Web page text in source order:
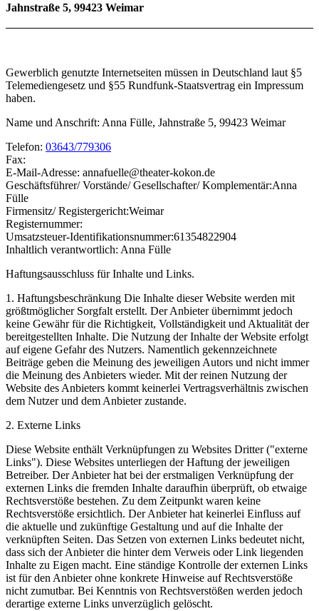
Jahnstraße 5, 99423 Weimar
Gewerblich genutzte Internetseiten müssen in Deutschland laut §5
Telemediengesetz und §55 Rundfunk-Staatsvertrag ein Impressum
haben.
Name und Anschrift: Anna Fülle, Jahnstraße 5, 99423 Weimar
Telefon: 03643/779306
Fax:
E-Mail-Adresse: annafuelle@theater-kokon.de
Geschäftsführer/ Vorstände/ Gesellschafter/ Komplementär:Anna
Fülle
Firmensitz/ Registergericht:Weimar
Registernummer:
Umsatzsteuer-Identifikationsnummer:61354822904
Inhaltlich verantwortlich: Anna Fülle
Haftungsausschluss für Inhalte und Links.
1. Haftungsbeschränkung Die Inhalte dieser Website werden mit
größtmöglicher Sorgfalt erstellt. Der Anbieter übernimmt jedoch
keine Gewähr für die Richtigkeit, Vollständigkeit und Aktualität der
bereitgestellten Inhalte. Die Nutzung der Inhalte der Website erfolgt
auf eigene Gefahr des Nutzers. Namentlich gekennzeichnete
Beiträge geben die Meinung des jeweiligen Autors und nicht immer
die Meinung des Anbieters wieder. Mit der reinen Nutzung der
Website des Anbieters kommt keinerlei Vertragsverhältnis zwischen
dem Nutzer und dem Anbieter zustande.
2. Externe Links
Diese Website enthält Verknüpfungen zu Websites Dritter ("externe
Links"). Diese Websites unterliegen der Haftung der jeweiligen
Betreiber. Der Anbieter hat bei der erstmaligen Verknüpfung der
externen Links die fremden Inhalte daraufhin überprüft, ob etwaige
Rechtsverstöße bestehen. Zu dem Zeitpunkt waren keine
Rechtsverstöße ersichtlich. Der Anbieter hat keinerlei Einfluss auf
die aktuelle und zukünftige Gestaltung und auf die Inhalte der
verknüpften Seiten. Das Setzen von externen Links bedeutet nicht,
dass sich der Anbieter die hinter dem Verweis oder Link liegenden
Inhalte zu Eigen macht. Eine ständige Kontrolle der externen Links
ist für den Anbieter ohne konkrete Hinweise auf Rechtsverstöße
nicht zumutbar. Bei Kenntnis von Rechtsverstößen werden jedoch
derartige externe Links unverzüglich gelöscht.